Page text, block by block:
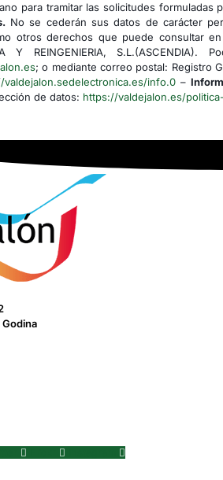
para tramitar las solicitudes
No se cederán sus datos de carácter
otros derechos que puede consultar
Y REINGENIERIA,
; o mediante correo postal: Registro
valdejalon.sedelectronica.es/info.0 –
de datos: https://valdejalon.es/